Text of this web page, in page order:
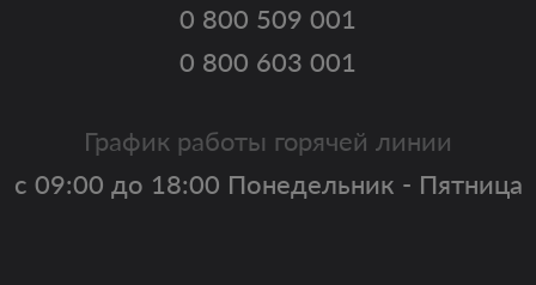
0 800 509 001
0 800 603 001
График работы горячей линии
с 09:00 до 18:00 Понедельник - Пятница